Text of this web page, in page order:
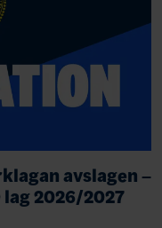
avslagen –
lag 2026/2027